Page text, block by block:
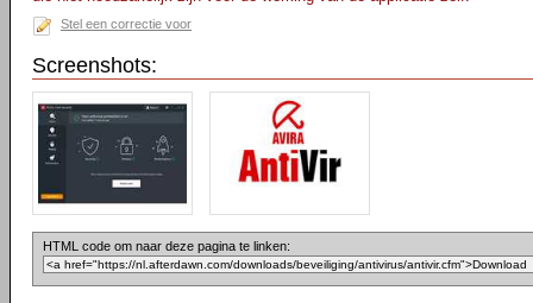
Stel een correctie voor
Screenshots:
HTML code om naar deze pagina te linken: